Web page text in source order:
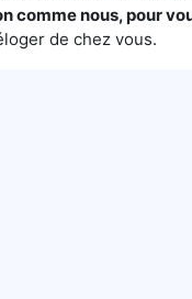
comme nous, pour
de chez vous.